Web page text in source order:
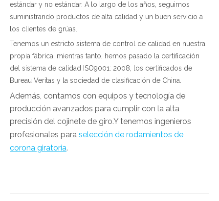
estándar y no estándar. A lo largo de los años, seguimos
suministrando productos de alta calidad y un buen servicio a
los clientes de grúas.
Tenemos un estricto sistema de control de calidad en nuestra
propia fábrica, mientras tanto, hemos pasado la certificación
del sistema de calidad ISO9001: 2008, los certificados de
Bureau Veritas y la sociedad de clasificación de China.
Además, contamos con equipos y tecnología de
producción avanzados para cumplir con la alta
precisión del cojinete de giro.Y tenemos ingenieros
profesionales para selección de rodamientos de
corona giratoria.